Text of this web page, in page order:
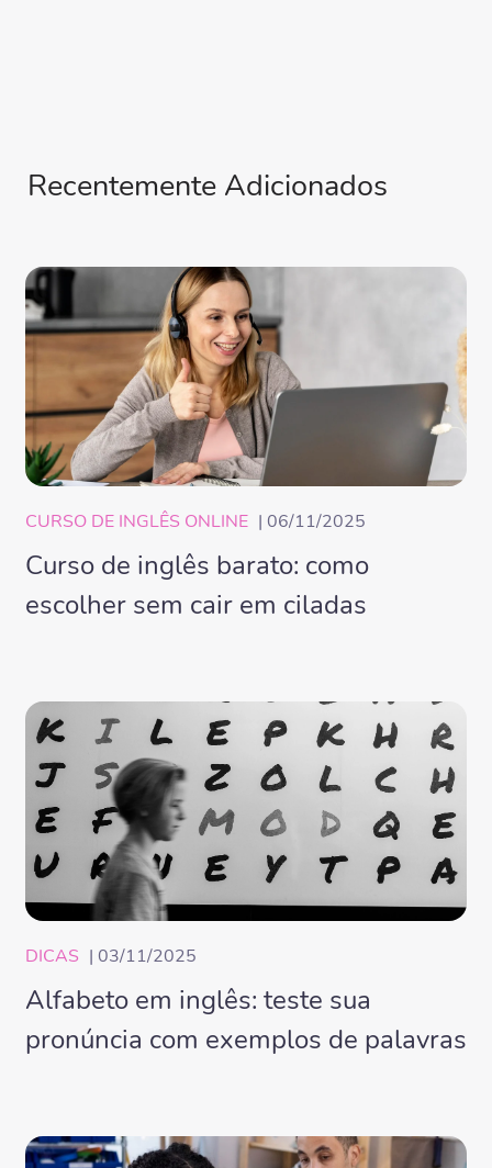
Recentemente Adicionados
CURSO DE INGLÊS ONLINE | 06/11/2025
Curso de inglês barato: como
escolher sem cair em ciladas
DICAS | 03/11/2025
Alfabeto em inglês: teste sua
pronúncia com exemplos de palavras